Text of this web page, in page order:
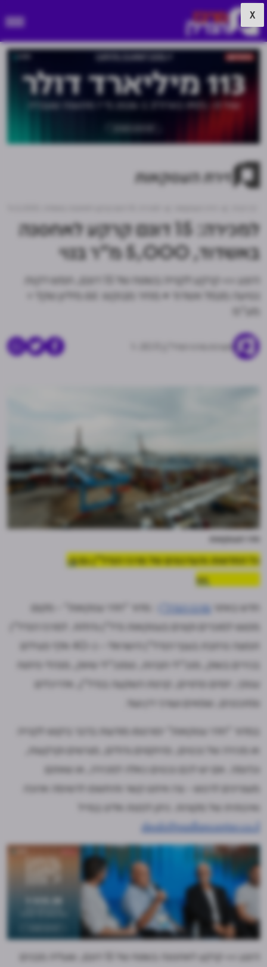
זירת העסקאות
למכירה: 15 דונם קרקע לאחסנה
באשדוד, 5,000 מ"ר בנוי
היצע >> קרקע לקנייה בשטח של 15 דונם, חמש דקות
נסיעה מנמל אשדוד • מחיר מבוקש: 66 מיליון שקל +
מע"מ
מערכת מרכז הנדל"ן
חדר העסקאות
כל החדשות והעדכונים של מרכז הנדל"ן גםב-
WhatsApp >>
חדש באתר מרכז הנדל"ן
: מדור "חדר עסקאות" - מקום
מפגש למוכרים וקונים בעסקאות נדל"ן גדולות. למרכז הנדל"ן
תפוצה נרחבת בענף הנדל"ן הישראלי - כ-40 אלף פעילים
בכירים בשוק, מנכ"לי חברות, סמנכ"לי שיווק, מנהלי פיתוח
עסקי, יזמים פרטיים, קרנות השקעה בנדל"ן, אדריכלים
ומתכננים, שמאים ועורכי דין ועוד.
במדור "חדר עסקאות" יפורסמו מודעות בדבר ביקוש לקנייה
או מכירה של נכסים, פרויקטים גדולים, מגרשים וקרקעות,
וכדומה. אם יש לכם נכסים כאלה למכירה, או שאתם
מעוניינים לרכוש - צרו איתנו קשר ותיחשפו לרשימה ארוכה
ואיכותית של מקורות. ניתן לפנות אלינו במייל
deals@nadlancenter.co.il
היצע >> קרקע לאחסנה בשטח של 15 דונם, שעליה מבנים
X